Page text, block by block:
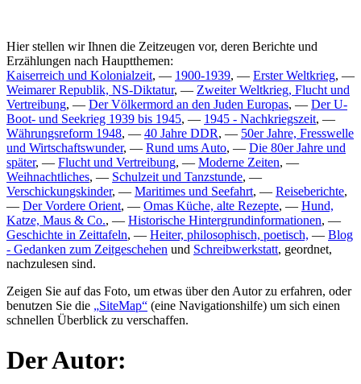
Hier stellen wir Ihnen die Zeitzeugen vor, deren Berichte und
Erzählungen nach Hauptthemen:
Kaiserreich und Kolonialzeit, — 1900-1939, — Erster Weltkrieg, —
Weimarer Republik, NS-Diktatur, — Zweiter Weltkrieg, Flucht und
Vertreibung, — Der Völkermord an den Juden Europas, — Der U-
Boot- und Seekrieg 1939 bis 1945, — 1945 - Nachkriegszeit, —
Währungsreform 1948, — 40 Jahre DDR, — 50er Jahre, Fresswelle
und Wirtschaftswunder, — Rund ums Auto, — Die 80er Jahre und
später, — Flucht und Vertreibung, — Moderne Zeiten, —
Weihnachtliches, — Schulzeit und Tanzstunde, —
Verschickungskinder, — Maritimes und Seefahrt, — Reiseberichte,
— Der Vordere Orient, — Omas Küche, alte Rezepte, — Hund,
Katze, Maus & Co., — Historische Hintergrundinformationen, —
Geschichte in Zeittafeln, — Heiter, philosophisch, poetisch, — Blog
- Gedanken zum Zeitgeschehen und Schreibwerkstatt, geordnet,
nachzulesen sind.
Zeigen Sie auf das Foto, um etwas über den Autor zu erfahren, oder
benutzen Sie die
SiteMap
(eine Navigationshilfe) um sich einen
schnellen Überblick zu verschaffen.
Der Autor: